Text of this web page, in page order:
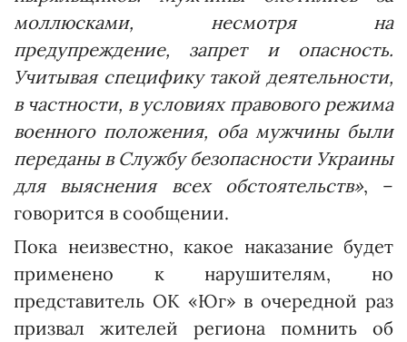
моллюсками, несмотря на
предупреждение, запрет и опасность.
Учитывая специфику такой деятельности,
в частности, в условиях правового режима
военного положения, оба мужчины были
переданы в Службу безопасности Украины
для выяснения всех обстоятельств», –
говорится в сообщении.
Пока неизвестно, какое наказание будет
применено к нарушителям, но
представитель ОК «Юг» в очередной раз
призвал жителей региона помнить об